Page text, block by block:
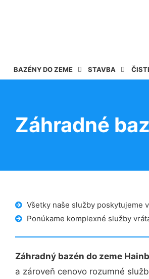
BAZÉNY DO ZEME STAVBA
Záhradné
Všetky naše služby poskytujeme
Ponúkame komplexné služby
Záhradný bazén do zeme
a zároveň cenovo rozumné